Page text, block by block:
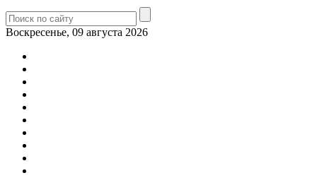
Воскресенье, 09 августа 2026